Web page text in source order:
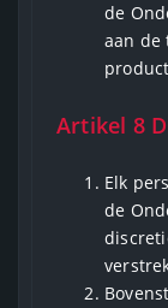
de
aan de
Artikel 8
Elk
de